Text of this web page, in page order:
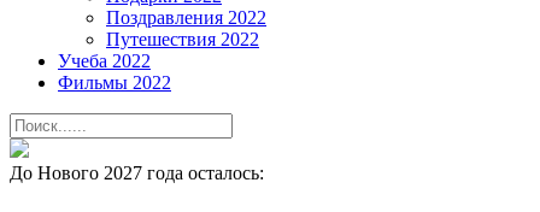
Поздравления 2022
Путешествия 2022
Учеба 2022
Фильмы 2022
До Нового 2027 года осталось: